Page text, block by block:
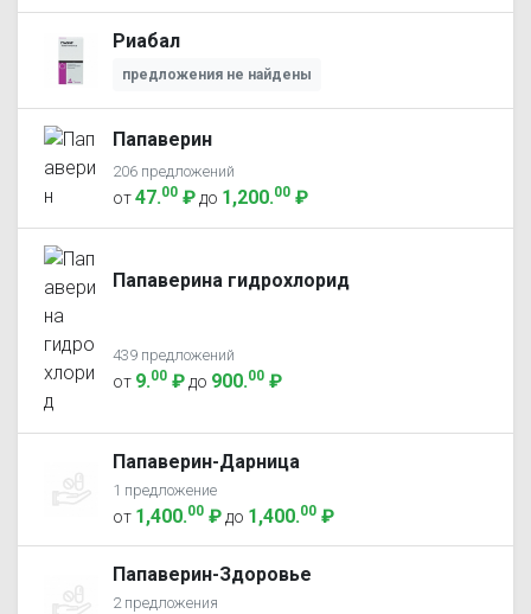
Риабал
предложения не найдены
Папаверин
206 предложений
от47.00 ₽ до 1,200.00 ₽
Папаверина гидрохлорид
439 предложений
от 9.00 ₽ до 900.00 ₽
Папаверин-Дарница
1 предложение
от 1,400.00 ₽ до 1,400.00 ₽
Папаверин-Здоровье
2 предложения